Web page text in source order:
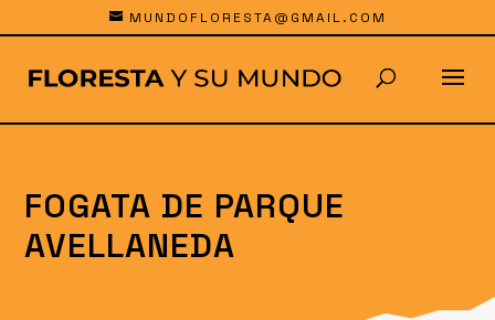
MUNDOFLORESTA@GMAIL.COM
FOGATA DE PARQUE
AVELLANEDA